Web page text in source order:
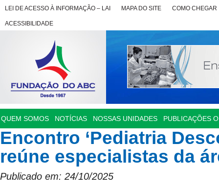
LEI DE ACESSO À INFORMAÇÃO – LAI MAPA DO SITE COMO CHEGAR
ACESSIBILIDADE
QUEM SOMOS NOTÍCIAS NOSSAS UNIDADES PUBLICAÇÕES
Encontro ‘Pediatria
reúne especialistas da
Publicado em: 24/10/2025